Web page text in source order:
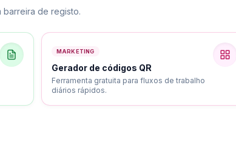
barreira de registo.
MARKETING
Gerador de códigos QR
Ferramenta gratuita para fluxos de trabalho
diários rápidos.